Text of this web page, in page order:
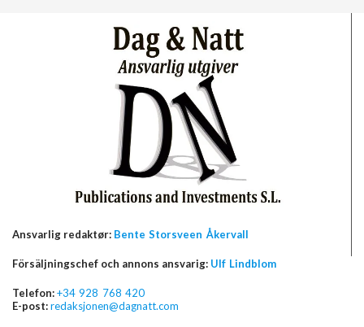
Ansvarlig redaktør: Bente Storsveen Åkervall
Försäljningschef och annons ansvarig: Ulf Lindblom
Telefon:+34 928 768 420
E-post:redaksjonen@dagnatt.com